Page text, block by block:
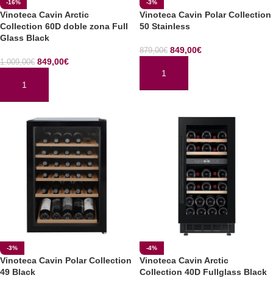
-16%
Vinoteca Cavin Arctic
Collection 60D doble zona Full
Glass Black
1.009,00€ 849,00€
AÑADIR AL CARRITO
-3%
Vinoteca Cavin Polar Collection
50 Stainless
879,00€ 849,00€
AÑADIR AL CARRITO
-3%
Vinoteca Cavin Polar Collection
49 Black
-4%
Vinoteca Cavin Arctic
Collection 40D Fullglass Black